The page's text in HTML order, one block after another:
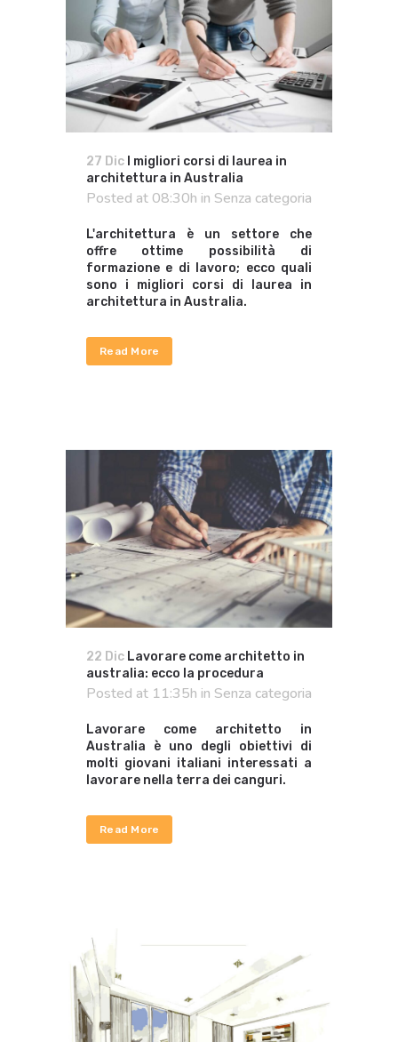
27 Dic
I migliori corsi di laurea in
architettura in Australia
Posted at 08:30h in Senza categoria
L'architettura è un settore che
offre ottime possibilità di
formazione e di lavoro; ecco quali
sono i migliori corsi di laurea in
architettura in Australia.
Read More
22 Dic Lavorare come architetto in
australia: ecco la procedura
Posted at 11:35h in Senza categoria
Lavorare come architetto in
Australia è uno degli obiettivi di
molti giovani italiani interessati a
lavorare nella terra dei canguri.
Read More